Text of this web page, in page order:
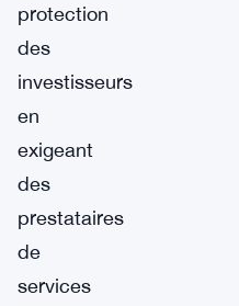
protection
des
investisseurs
en
exigeant
des
prestataires
de
services